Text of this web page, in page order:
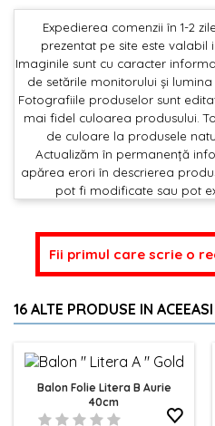
Expedierea comenzii în 1-2
prezentat pe site este valabil
Imaginile sunt cu caracter
de setările monitorului și
Fotografiile produselor sunt
mai fidel culoarea produsului.
de culoare la produsele
Actualizăm în permanență
apărea erori în descrierea
pot fi modificate sau pot
Fii primul care scrie o
16 ALTE PRODUSE IN
Balon Folie Litera B Aurie
40cm